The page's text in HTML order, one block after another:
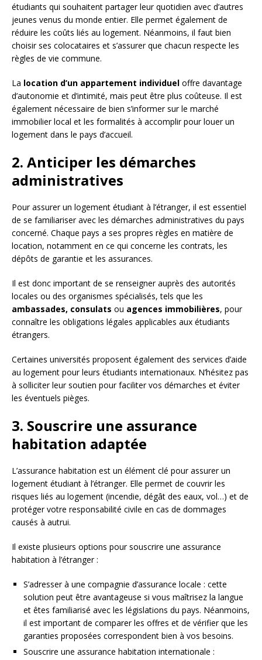
étudiants qui souhaitent partager leur quotidien avec d’autres
jeunes venus du monde entier. Elle permet également de
réduire les coûts liés au logement. Néanmoins, il faut bien
choisir ses colocataires et s’assurer que chacun respecte les
règles de vie commune.
La location d’un appartement individuel offre davantage
d’autonomie et d’intimité, mais peut être plus coûteuse. Il est
également nécessaire de bien s’informer sur le marché
immobilier local et les formalités à accomplir pour louer un
logement dans le pays d’accueil.
2. Anticiper les démarches
administratives
Pour assurer un logement étudiant à l’étranger, il est essentiel
de se familiariser avec les démarches administratives du pays
concerné. Chaque pays a ses propres règles en matière de
location, notamment en ce qui concerne les contrats, les
dépôts de garantie et les assurances.
Il est donc important de se renseigner auprès des autorités
locales ou des organismes spécialisés, tels que les
ambassades, consulats ou agences immobilières, pour
connaître les obligations légales applicables aux étudiants
étrangers.
Certaines universités proposent également des services d’aide
au logement pour leurs étudiants internationaux. N’hésitez pas
à solliciter leur soutien pour faciliter vos démarches et éviter
les éventuels pièges.
3. Souscrire une assurance
habitation adaptée
L’assurance habitation est un élément clé pour assurer un
logement étudiant à l’étranger. Elle permet de couvrir les
risques liés au logement (incendie, dégât des eaux, vol…) et de
protéger votre responsabilité civile en cas de dommages
causés à autrui.
Il existe plusieurs options pour souscrire une assurance
habitation à l’étranger :
S’adresser à une compagnie d’assurance locale : cette
solution peut être avantageuse si vous maîtrisez la langue
et êtes familiarisé avec les législations du pays. Néanmoins,
il est important de comparer les offres et de vérifier que les
garanties proposées correspondent bien à vos besoins.
Souscrire une assurance habitation internationale :